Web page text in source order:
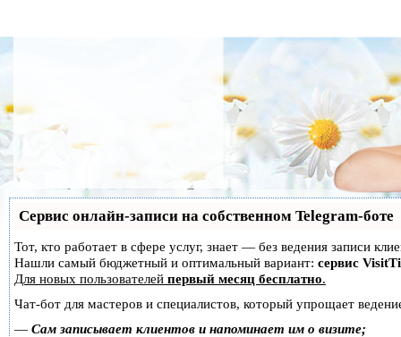
Сервис онлайн-записи на собственном Telegram-боте
Тот, кто работает в сфере услуг, знает — без ведения записи
Нашли самый бюджетный и оптимальный вариант: сервис
Для новых пользователей первый месяц бесплатно.
Чат-бот для мастеров и специалистов, который упрощает
— Сам записывает клиентов и напоминает им о визите;